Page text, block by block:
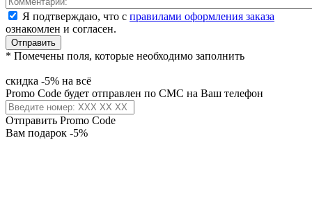
Я подтверждаю, что с правилами оформления заказа
ознакомлен и согласен.
Отправить
* Помечены поля, которые необходимо заполнить
скидка -5% на всё
Promo Code будет отправлен по СМС на Ваш телефон
Отправить Promo Code
Вам подарок -5%